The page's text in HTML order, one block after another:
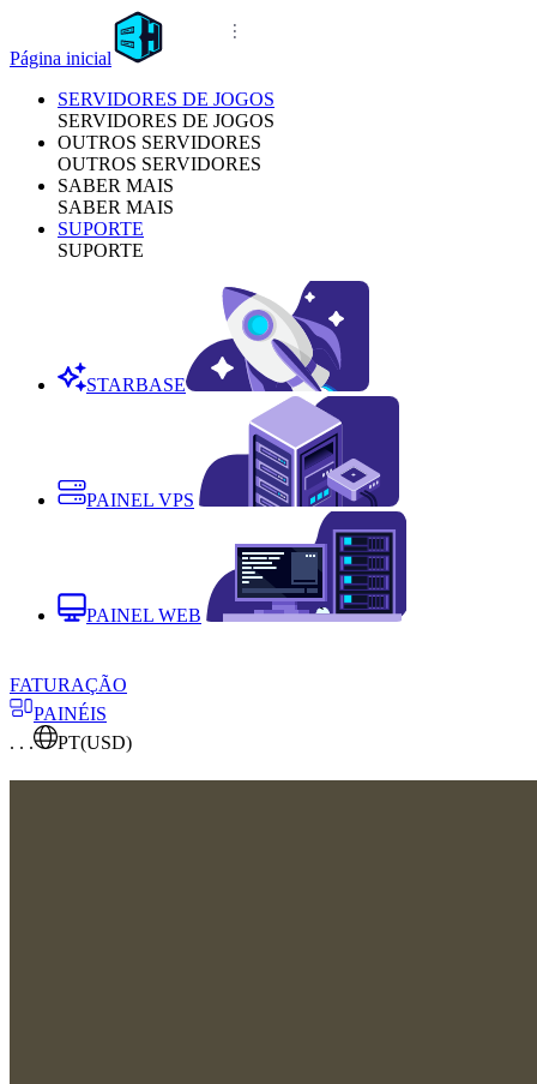
Página inicial
SERVIDORES DE JOGOS
SERVIDORES DE JOGOS
OUTROS SERVIDORES
OUTROS SERVIDORES
SABER MAIS
SABER MAIS
SUPORTE
SUPORTE
STARBASE
PAINEL VPS
PAINEL WEB
FATURAÇÃO
PAINÉIS
. . .
PT(USD)